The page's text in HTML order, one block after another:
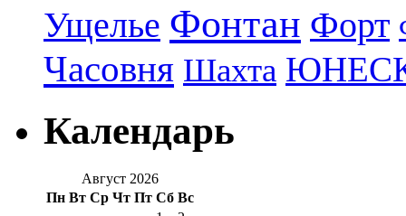
Ущелье Фонтан Форт
Часовня Шахта
Календарь
Август 2026
Пн Вт Ср Чт Пт Сб Вс